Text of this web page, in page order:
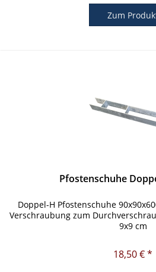
Zum
Pfostenschuhe
Doppel-H Pfostenschuhe
Verschraubung zum
9x9 cm
18,50 € *